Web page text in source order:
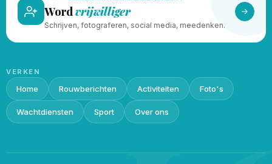
Wordvrijwilliger
Schrijven, fotograferen, social media, meedenken.
VERKEN
Home Rouwberichten Activiteiten Foto's
Wachtdiensten Sport Over ons